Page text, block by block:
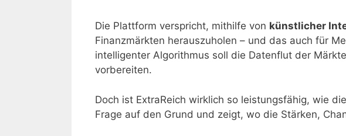
Die Plattform verspricht, mithilfe von künstlicher
Finanzmärkten herauszuholen – und das auch für
intelligenter Algorithmus soll die Datenflut der
vorbereiten.
Doch ist ExtraReich wirklich so leistungsfähig, wie
Frage auf den Grund und zeigt, wo die Stärken,